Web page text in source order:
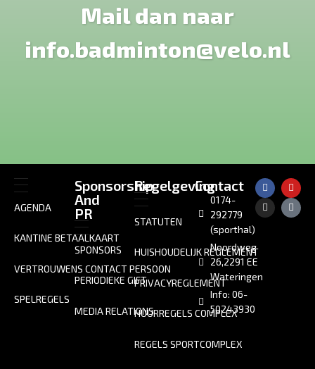
Mail dan naar
info.badminton@velo.nl
AGENDA
KANTINE BETAALKAART
VERTROUWENS CONTACT PERSOON
SPELREGELS
Sponsorship
And
PR
SPONSORS
PERIODIEKE GIFT
MEDIA RELATIONS
Regelgeving
STATUTEN
HUISHOUDELIJK REGLEMENT
PRIVACYREGLEMENT
HUURREGELS COMPLEX
REGELS SPORTCOMPLEX
Contact
0174-
292779
(sporthal)
Noordweg
26,2291 EE
Wateringen
Info: 06-
50243930